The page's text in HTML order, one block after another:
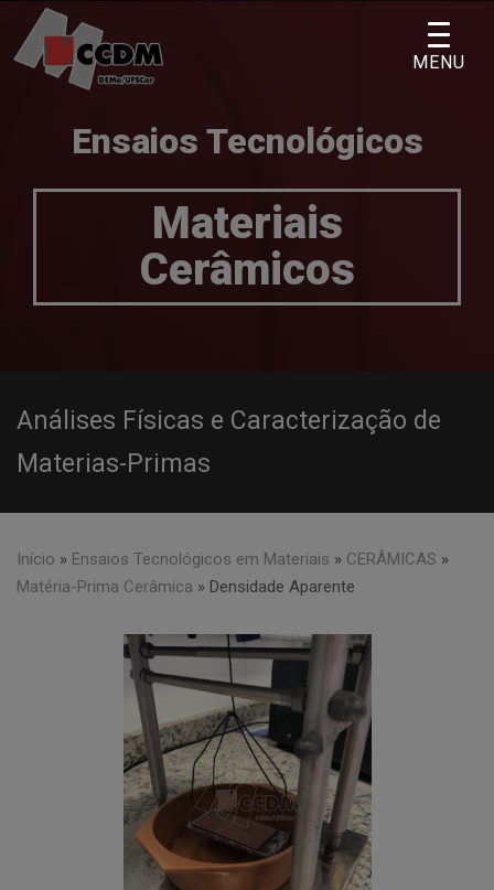
content
Ensaios Tecnológicos
Materiais
Cerâmicos
Análises Físicas e Caracterização de
Materias-Primas
Início » Ensaios Tecnológicos em Materiais » CERÂMICAS »
Matéria-Prima Cerâmica » Densidade Aparente
MENU